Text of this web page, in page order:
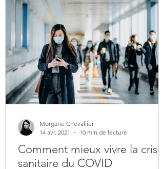
Comment mieux vivre la crise
sanitaire du COVID
Morgane Chevallier
14 avr. 2021
10 min de lecture